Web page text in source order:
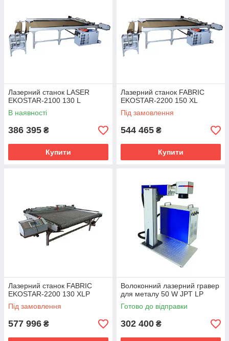
Лазерний станок LASER
EKOSTAR-2100 130 L
В наявності
386 395 ₴
Купити
Лазерний станок FABRIC
EKOSTAR-2200 150 XL
Під замовлення
544 465 ₴
Купити
Лазерний станок FABRIC
EKOSTAR-2200 130 XLP
Під замовлення
577 996 ₴
Волоконний лазерний гравер
для металу 50 W JPT LP
Готово до відправки
302 400 ₴